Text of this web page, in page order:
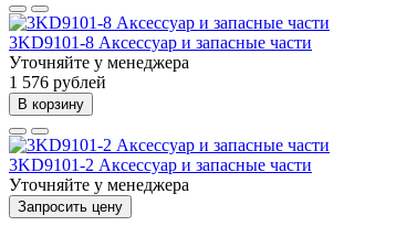
3KD9101-8 Аксессуар и запасные части
Уточняйте у менеджера
1 576 рублей
В корзину
3KD9101-2 Аксессуар и запасные части
Уточняйте у менеджера
Запросить цену